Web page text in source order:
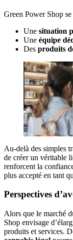
Green Power Shop
Une situation
Une équipe
Des produits
Au-delà des simples
de créer un véritable
renforcent la
plus accepté en tant
Perspectives
Alors que le marché
Shop envisage
produits et services.